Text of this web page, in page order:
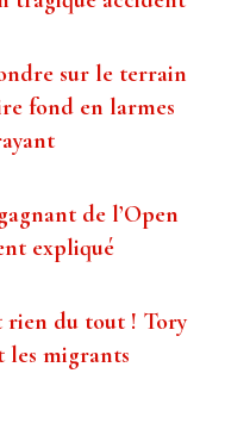
sur le terrain
fond en larmes
de l’Open
expliqué
rien du tout ! Tory
les migrants